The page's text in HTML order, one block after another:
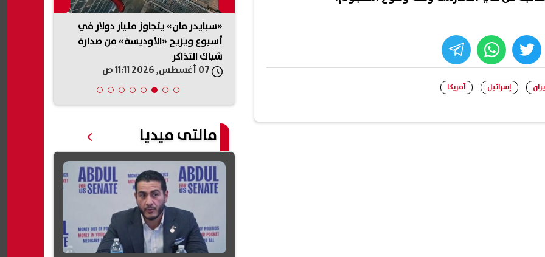
twitter
whats
إسرائيل أمريكا
مع إيران وسط استمرار
الدبلوماسية
07 أغسطس, 2026 11:15 ص
«سبايدر مان» يتجاوز مليار دولار في
أسبوع ويزيح «الأوديسة» من صدارة
شباك التذاكر
مالتى ميديا